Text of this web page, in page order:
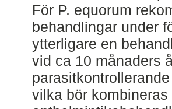
För P. equorum
behandlingar under
ytterligare en
vid ca 10 månaders
vilka bör kombineras